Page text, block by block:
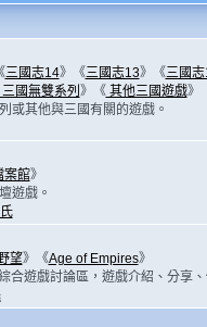
三國志14》《三國志13》《三國
國無雙系列 》《其他三國遊戲》
或其他與三國有關的遊戲。
案館》
遊戲。
望》《Age of Empires》
合遊戲討論區，遊戲介紹、分享